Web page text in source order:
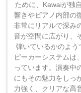
ために、Kawaiが独
響きやピアノ内部の
非常にリアルで深み
音が空間に広がり、
弾いているかのよう
ピーカーシステムは
っています。演奏中
にもその魅力をしっ
力強く、クリアな高